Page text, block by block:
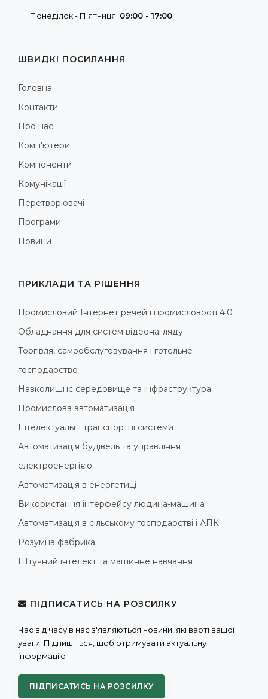
Понеділок - П'ятниця: 09:00 - 17:00
ШВИДКІ ПОСИЛАННЯ
Головна
Контакти
Про нас
Комп'ютери
Компоненти
Комунікації
Перетворювачі
Програми
Новини
ПРИКЛАДИ ТА РІШЕННЯ
Промисловий Інтернет речей і промисловості 4.0
Обладнання для систем відеонагляду
Торгівля, самообслуговування і готельне
господарство
Навколишнє середовище та інфраструктура
Промислова автоматизація
Інтелектуальні транспортні системи
Автоматизація будівель та управління
електроенергією
Автоматизація в енергетиці
Використання інтерфейсу людина-машина
Автоматизація в сільському господарстві і АПК
Розумна фабрика
Штучний інтелект та машинне навчання
ПІДПИСАТИСЬ НА РОЗСИЛКУ
Час від часу в нас з'являються новини, які варті вашої
уваги. Підпишіться, щоб отримувати актуальну
інформацію
ПІДПИСАТИСЬ НА РОЗСИЛКУ